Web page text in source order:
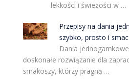
lekkości i świeżości w …
Przepisy na dania
szybko, prosto i
Dania
doskonałe rozwiązanie dla
smakoszy, którzy pragną …